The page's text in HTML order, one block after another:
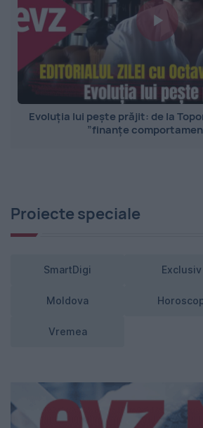
Evoluția lui pește prăjit: de la
”finanțe
Proiecte speciale
SmartDigi Exclusiv
Moldova
Vremea